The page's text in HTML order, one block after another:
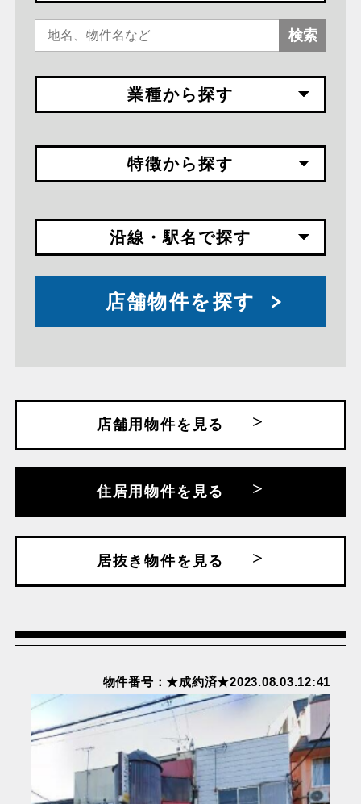
検索
業種から探す
特徴から探す
沿線・駅名で探す
店舗物件を探す
店舗用物件を見る
住居用物件を見る
居抜き物件を見る
物件番号：★成約済★2023.08.03.12:41